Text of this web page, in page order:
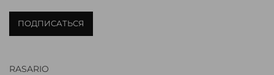
RASARIO
ПОДПИСАТЬСЯ